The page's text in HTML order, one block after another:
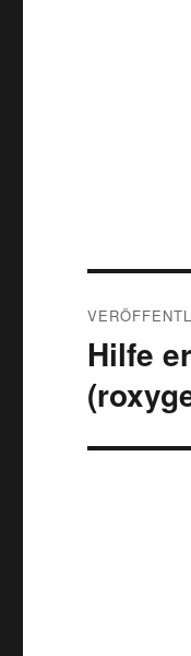
Hilfe